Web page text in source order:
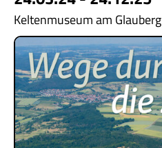
Keltenmuseum am Glauberg